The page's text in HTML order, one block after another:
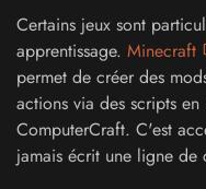
Certains jeux sont
apprentissage. Minecraft
permet de créer des
actions via des scripts
ComputerCraft. C'est
jamais écrit une ligne de